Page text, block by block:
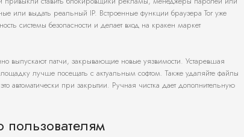
или выдать реальный IP. Встроенные функции браузера Tor уже
системы безопасности и делает вход на кракен маркет
выпускают патчи, закрывающие новые уязвимости. Устаревшая
лучше посещать с актуальным софтом. Также удаляйте файлы
автоматически при закрытии. Ручная чистка дает дополнительную
пользователям